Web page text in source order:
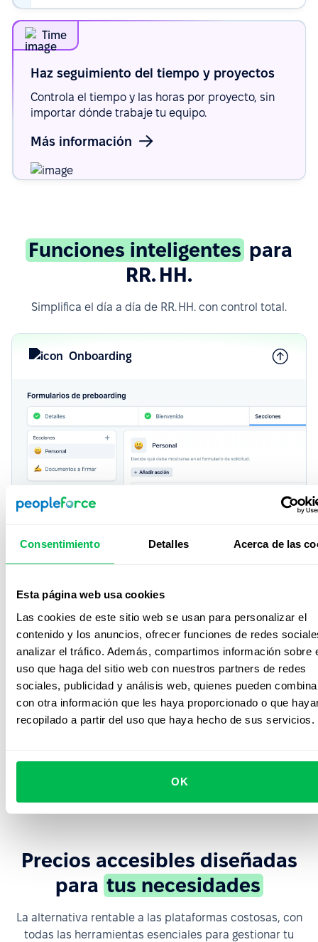
Consentimiento Detalles Acerca de las
Esta página web usa cookies
Las cookies de este sitio web se usan para personalizar el
contenido y los anuncios, ofrecer funciones de redes
analizar el tráfico. Además, compartimos información sobre
uso que haga del sitio web con nuestros partners de redes
sociales, publicidad y análisis web, quienes pueden
con otra información que les haya proporcionado o que
recopilado a partir del uso que haya hecho de sus servicios.
OK
Time
Haz seguimiento del tiempo y proyectos
Controla el tiempo y las horas por proyecto, sin
importar dónde trabaje tu equipo.
Más información
Funciones inteligentes para
RR. HH.
Simplifica el día a día de RR. HH. con control total.
Onboarding
Onboarding & Offboarding
Ofrece experiencias de onboarding y offboarding
asegurando que cada persona se sienta acompañada y
Más información
Workflows
Formularios
Precios accesibles diseñadas
para tus necesidades
La alternativa rentable a las plataformas costosas, con
todas las herramientas esenciales para gestionar tu